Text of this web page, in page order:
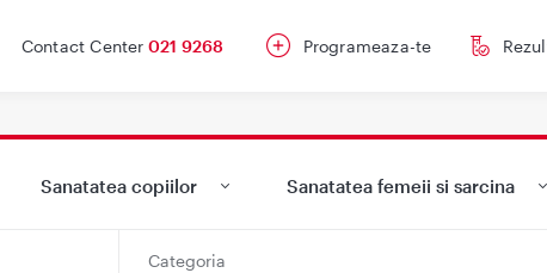
Contact Center 021 9268 Programeaza-te
Sanatatea copiilor Sanatatea femeii si sarcina
Categoria